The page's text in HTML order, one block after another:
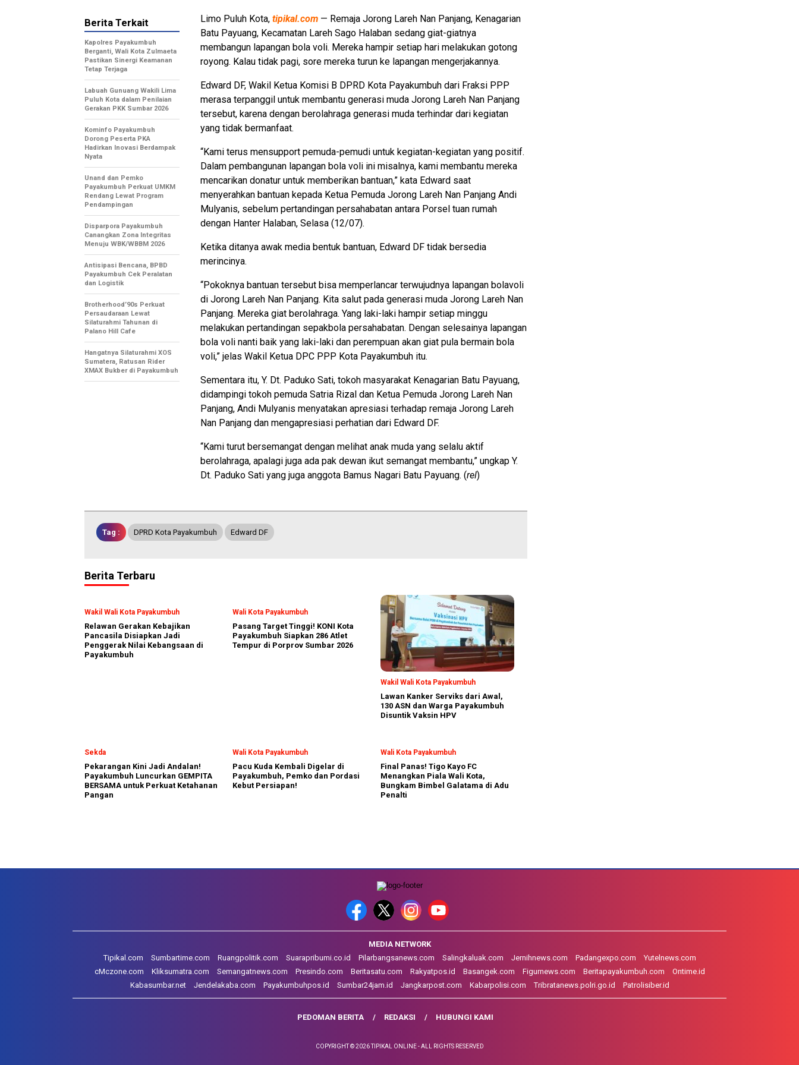
Limo Puluh Kota, tipikal.com — Remaja Jorong Lareh Nan Panjang, Kenagarian
Batu Payuang, Kecamatan Lareh Sago Halaban sedang giat-giatnya
membangun lapangan bola voli. Mereka hampir setiap hari melakukan gotong
royong. Kalau tidak pagi, sore mereka turun ke lapangan mengerjakannya.
Edward DF, Wakil Ketua Komisi B DPRD Kota Payakumbuh dari Fraksi PPP
merasa terpanggil untuk membantu generasi muda Jorong Lareh Nan Panjang
tersebut, karena dengan berolahraga generasi muda terhindar dari kegiatan
yang tidak bermanfaat.
“Kami terus mensupport pemuda-pemudi untuk kegiatan-kegiatan yang positif.
Dalam pembangunan lapangan bola voli ini misalnya, kami membantu mereka
mencarikan donatur untuk memberikan bantuan,” kata Edward saat
menyerahkan bantuan kepada Ketua Pemuda Jorong Lareh Nan Panjang Andi
Mulyanis, sebelum pertandingan persahabatan antara Porsel tuan rumah
dengan Hanter Halaban, Selasa (12/07).
Ketika ditanya awak media bentuk bantuan, Edward DF tidak bersedia
merincinya.
“Pokoknya bantuan tersebut bisa memperlancar terwujudnya lapangan bolavoli
di Jorong Lareh Nan Panjang. Kita salut pada generasi muda Jorong Lareh Nan
Panjang. Mereka giat berolahraga. Yang laki-laki hampir setiap minggu
melakukan pertandingan sepakbola persahabatan. Dengan selesainya lapangan
bola voli nanti baik yang laki-laki dan perempuan akan giat pula bermain bola
voli,” jelas Wakil Ketua DPC PPP Kota Payakumbuh itu.
Sementara itu, Y. Dt. Paduko Sati, tokoh masyarakat Kenagarian Batu Payuang,
didampingi tokoh pemuda Satria Rizal dan Ketua Pemuda Jorong Lareh Nan
Panjang, Andi Mulyanis menyatakan apresiasi terhadap remaja Jorong Lareh
Nan Panjang dan mengapresiasi perhatian dari Edward DF.
“Kami turut bersemangat dengan melihat anak muda yang selalu aktif
berolahraga, apalagi juga ada pak dewan ikut semangat membantu,” ungkap Y.
Dt. Paduko Sati yang juga anggota Bamus Nagari Batu Payuang. (rel)
Berita Terkait
Kapolres Payakumbuh
Berganti, Wali Kota Zulmaeta
Pastikan Sinergi Keamanan
Tetap Terjaga
Labuah Gunuang Wakili Lima
Puluh Kota dalam Penilaian
Gerakan PKK Sumbar 2026
Kominfo Payakumbuh
Dorong Peserta PKA
Hadirkan Inovasi Berdampak
Nyata
Unand dan Pemko
Payakumbuh Perkuat UMKM
Rendang Lewat Program
Pendampingan
Disparpora Payakumbuh
Canangkan Zona Integritas
Menuju WBK/WBBM 2026
Antisipasi Bencana, BPBD
Payakumbuh Cek Peralatan
dan Logistik
Brotherhood’90s Perkuat
Persaudaraan Lewat
Silaturahmi Tahunan di
Palano Hill Cafe
Hangatnya Silaturahmi XOS
Sumatera, Ratusan Rider
XMAX Bukber di Payakumbuh
Tag : DPRD Kota Payakumbuh Edward DF
Berita Terbaru
Wakil Wali Kota Payakumbuh
Relawan Gerakan Kebajikan
Pancasila Disiapkan Jadi
Penggerak Nilai Kebangsaan di
Payakumbuh
Wali Kota Payakumbuh
Pasang Target Tinggi! KONI Kota
Payakumbuh Siapkan 286 Atlet
Tempur di Porprov Sumbar 2026
Wakil Wali Kota Payakumbuh
Lawan Kanker Serviks dari Awal,
130 ASN dan Warga Payakumbuh
Disuntik Vaksin HPV
Sekda
Pekarangan Kini Jadi Andalan!
Payakumbuh Luncurkan GEMPITA
BERSAMA untuk Perkuat Ketahanan
Pangan
Wali Kota Payakumbuh
Pacu Kuda Kembali Digelar di
Payakumbuh, Pemko dan Pordasi
Kebut Persiapan!
Wali Kota Payakumbuh
Final Panas! Tigo Kayo FC
Menangkan Piala Wali Kota,
Bungkam Bimbel Galatama di Adu
Penalti
MEDIA NETWORK
Tipikal.com
Sumbartime.com Ruangpolitik.com Suarapribumi.co.id Pilarbangsanews.com Salingkaluak.com Jernihnews.com Padangexpo.com
Yutelnews.com
cMczone.com
Kliksumatra.com Semangatnews.com Presindo.com Beritasatu.com Rakyatpos.id Basangek.com Figurnews.com Beritapayakumbuh.com
Ontime.id
Kabasumbar.net
Jendelakaba.com Payakumbuhpos.id Sumbar24jam.id Jangkarpost.com Kabarpolisi.com Tribratanews.polri.go.id Patrolisiber.id
PEDOMAN BERITA REDAKSI HUBUNGI KAMI
COPYRIGHT © 2026 TIPIKAL ONLINE - ALL RIGHTS RESERVED